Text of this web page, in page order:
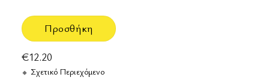
Προσθήκη
€12.20
Σχετικό Περιεχόμενο